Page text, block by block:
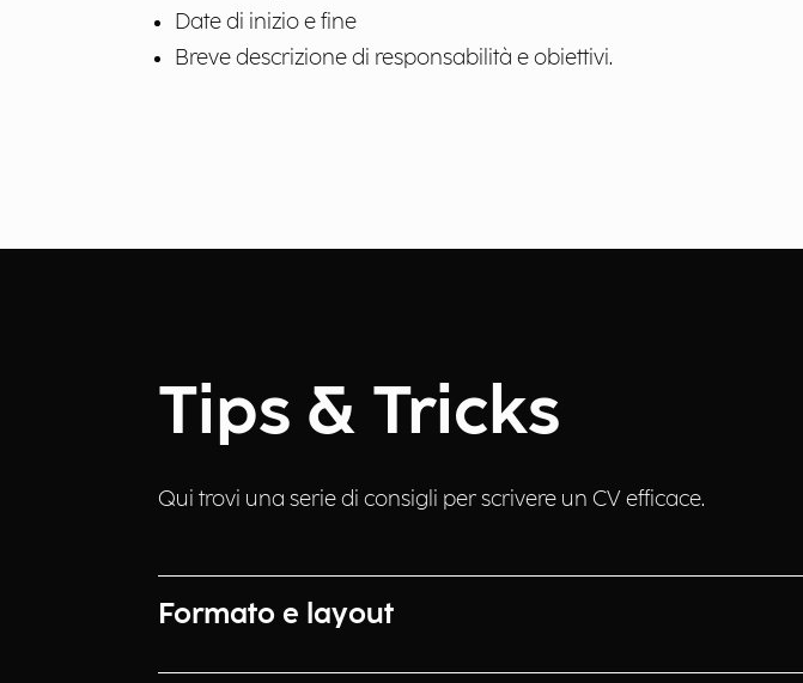
Date di inizio e fine
Breve descrizione di responsabilità e obiettivi.
Tips & Tricks
Qui trovi una serie di consigli per scrivere un CV efficace.
Formato e layout